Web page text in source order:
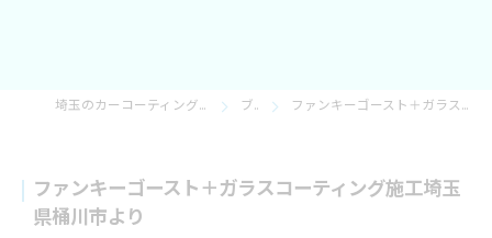
埼玉のカーコーティングならPOLARIS カーコーティング ブログ ファンキーゴースト＋ガラスコーティング施工埼玉県桶川市より
ファンキーゴースト＋ガラスコーティング施工埼玉
県桶川市より